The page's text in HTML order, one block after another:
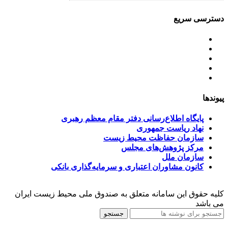
دسترسی سریع
پیوندها
پایگاه اطلاع‌رسانی دفتر مقام معظم رهبری
نهاد ریاست جمهوری
سازمان حفاظت محیط زیست
مرکز پژوهش‌های مجلس
سازمان ملل
کانون مشاوران اعتباری و سرمایه‌گذاری بانکی
کلیه حقوق این سامانه متعلق به صندوق ملی محیط زیست ایران
می باشد
جستجو